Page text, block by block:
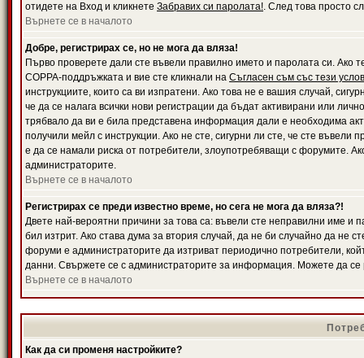
отидете на Вход и кликнете Забравих си паролата!. След това просто
Върнете се в началото
Добре, регистрирах се, но не мога да вляза!
Първо проверете дали сте въвели правилно името и паролата си. Ако
COPPA-поддръжката и вие сте кликнали на Съгласен съм със тези
инструкциите, които са ви изпратени. Ако това не е вашия случай,
че да се налага всички нови регистрации да бъдат активирани или
трябвало да ви е била представена информация дали е необходима
получили мейл с инструкции. Ако не сте, сигурни ли сте, че сте
е да се намали риска от потребители, злоупотребяващи с форумите.
администраторите.
Върнете се в началото
Регистрирах се преди известно време, но сега не мога да вляза?!
Двете най-вероятни причини за това са: въвели сте неправилни име и
бил изтрит. Ако става дума за втория случай, да не би случайно да
форуми е администраторите да изтриват периодично потребители,
данни. Свържете се с администраторите за информация. Можете да се
Върнете се в началото
Как да си променя настройките?